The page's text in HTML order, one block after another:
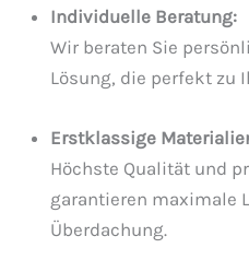
Individuelle Beratung:
Wir beraten Sie
Lösung, die perfekt zu
Erstklassige
Höchste Qualität und
garantieren maximale
Überdachung.